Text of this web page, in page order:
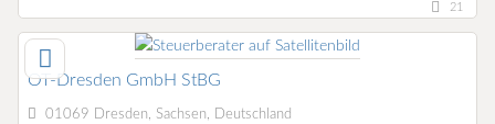
21
OT-Dresden GmbH StBG
01069 Dresden, Sachsen, Deutschland